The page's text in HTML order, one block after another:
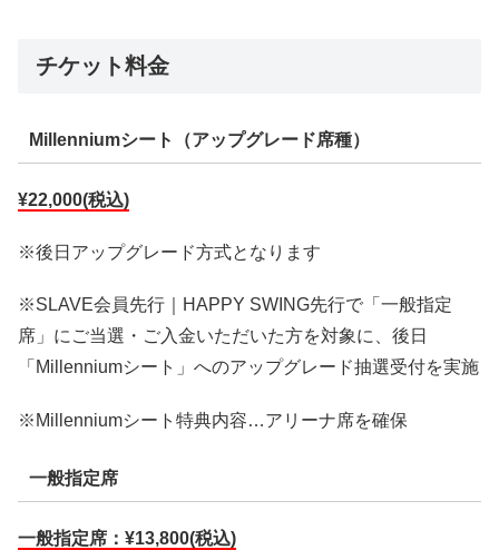
チケット料金
Millenniumシート（アップグレード席種）
¥22,000(税込)
※後日アップグレード方式となります
※SLAVE会員先行｜HAPPY SWING先行で「一般指定
席」にご当選・ご入金いただいた方を対象に、後日
「Millenniumシート」へのアップグレード抽選受付を実施
※Millenniumシート特典内容…アリーナ席を確保
一般指定席
一般指定席：¥13,800(税込)